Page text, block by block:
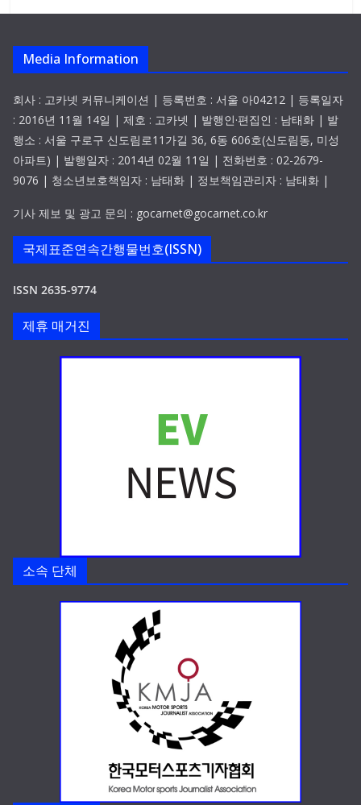
Media Information
회사 : 고카넷 커뮤니케이션 | 등록번호 : 서울 아04212 | 등록일자
: 2016년 11월 14일 | 제호 : 고카넷 | 발행인·편집인 : 남태화 | 발
행소 : 서울 구로구 신도림로11가길 36, 6동 606호(신도림동, 미성
아파트) | 발행일자 : 2014년 02월 11일 | 전화번호 : 02-2679-
9076 | 청소년보호책임자 : 남태화 | 정보책임관리자 : 남태화 |
기사 제보 및 광고 문의 : gocarnet@gocarnet.co.kr
국제표준연속간행물번호(ISSN)
ISSN 2635-9774
제휴 매거진
소속 단체